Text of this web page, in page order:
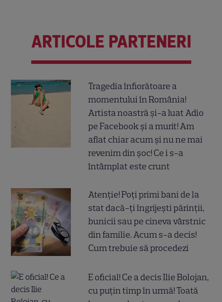
ARTICOLE PARTENERI
Tragedia înfiorătoare a
momentului în România!
Artista noastră și-a luat Adio
pe Facebook și a murit! Am
aflat chiar acum și nu ne mai
revenim din șoc! Ce i s-a
întâmplat este crunt
Atenție! Poți primi bani de la
stat dacă-ți îngrijești părinții,
bunicii sau pe cineva vârstnic
din familie. Acum s-a decis!
Cum trebuie să procedezi
E oficial! Ce a decis Ilie Bolojan,
cu puțin timp în urmă! Toată